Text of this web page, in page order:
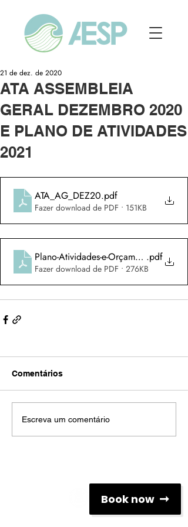
ATA ASSEMBLEIA
GERAL DEZEMBRO 2020
E PLANO DE ATIVIDADES
2021
21 de dez. de 2020
ATA_AG_DEZ20.pdf
Fazer download de PDF • 151KB
Plano-Atividades-e-Orçamento-2021
.pdf
Fazer download de PDF • 276KB
Comentários
Escreva um comentário
Book now